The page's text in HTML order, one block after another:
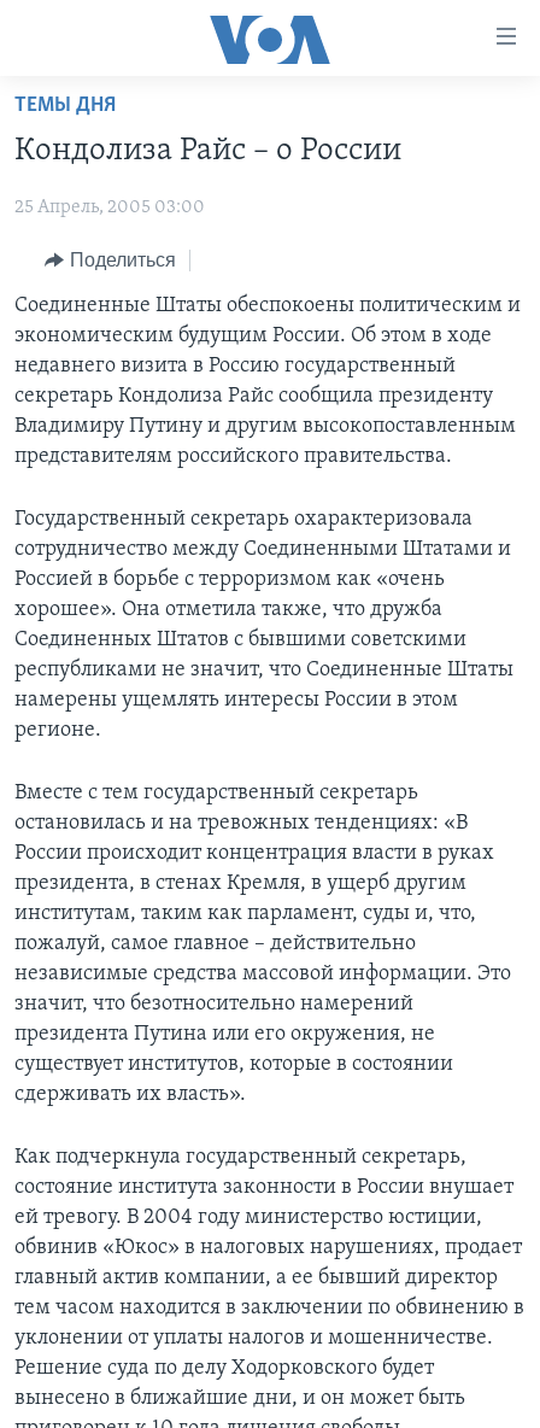
Перейти
основной
Перейти
навигации
Перейти
поиск
ПРОГРАММЫ
АМЕРИКА
НОВОСТИ ЗА МИНУТУ
ИТОГИ
ПОЧЕМУ ЭТО ВАЖНО?
ДИСКУССИЯ VOA
ДЕТАЛИ
АМЕРИКА. БОЛЬШОЕ ПУТЕШЕСТВИЕ
ПРОЕКТЫ
УЧИМ АНГЛИЙСКИЙ
НАША АМЕРИКАНСКАЯ ИСТОРИЯ
А КАК В АМЕРИКЕ?
АРТЕФАКТЫ
АМЕРИКАНСКИЕ ГОРОДКИ
ЭКСПЕРТИЗА
ИНТЕРВЬЮ
ФАКТЫ ПРОТИВ ФЕЙКОВ
ЗА СВОБОДУ ПРЕССЫ
УЧИМ АНГЛИЙСКИЙ
ВИДЕО
ПОДПИСКА НА НОВОСТИ
Learning English
СОЦИАЛЬНЫЕ СЕТИ
ТЕМЫ ДНЯ
Кондолиза Райс – о России
25 Апрель, 2005 03:00
Поделиться
Соединенные Штаты обеспокоены политическим и
экономическим будущим России. Об этом в ходе
недавнего визита в Россию государственный
секретарь Кондолиза Райс сообщила президенту
Владимиру Путину и другим высокопоставленным
представителям российского правительства.
Государственный секретарь охарактеризовала
сотрудничество между Соединенными Штатами и
Россией в борьбе с терроризмом как «очень
хорошее». Она отметила также, что дружба
Соединенных Штатов с бывшими советскими
республиками не значит, что Соединенные Штаты
намерены ущемлять интересы России в этом
регионе.
Вместе с тем государственный секретарь
остановилась и на тревожных тенденциях: «В
России происходит концентрация власти в руках
президента, в стенах Кремля, в ущерб другим
институтам, таким как парламент, суды и, что,
пожалуй, самое главное – действительно
независимые средства массовой информации. Это
значит, что безотносительно намерений
президента Путина или его окружения, не
существует институтов, которые в состоянии
сдерживать их власть».
Как подчеркнула государственный секретарь,
состояние института законности в России внушает
ей тревогу. В 2004 году министерство юстиции,
обвинив «Юкос» в налоговых нарушениях, продает
главный актив компании, а ее бывший директор
тем часом находится в заключении по обвинению в
уклонении от уплаты налогов и мошенничестве.
Решение суда по делу Ходорковского будет
вынесено в ближайшие дни, и он может быть